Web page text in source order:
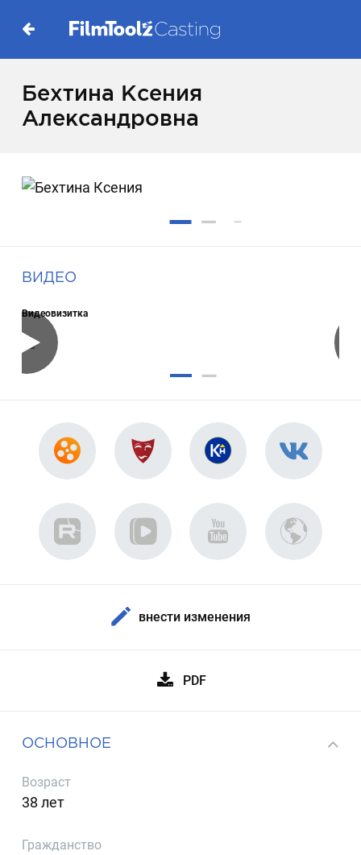
Бехтина Ксения
Александровна
ВИДЕО
Видеовизитка
внести изменения
PDF
ОСНОВНОЕ
Возраст
38 лет
Гражданство